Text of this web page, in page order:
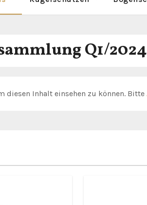
Q1/2024
diesen Inhalt einsehen zu können. Bitte